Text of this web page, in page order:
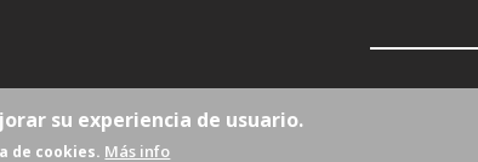
su experiencia de usuario.
de cookies. Más info